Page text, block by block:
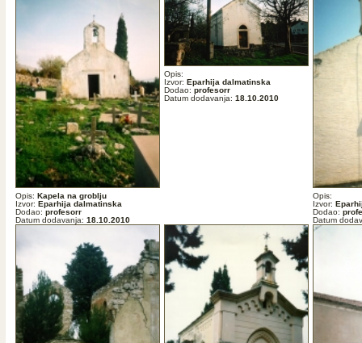
Opis: Kapela na groblju
Izvor: Eparhija dalmatinska
Dodao: profesorr
Datum dodavanja: 18.10.2010
Opis:
Izvor: Eparhija dalmatinska
Dodao: profesorr
Datum dodavanja: 18.10.2010
Opis:
Izvor:
Dodao:
Datum